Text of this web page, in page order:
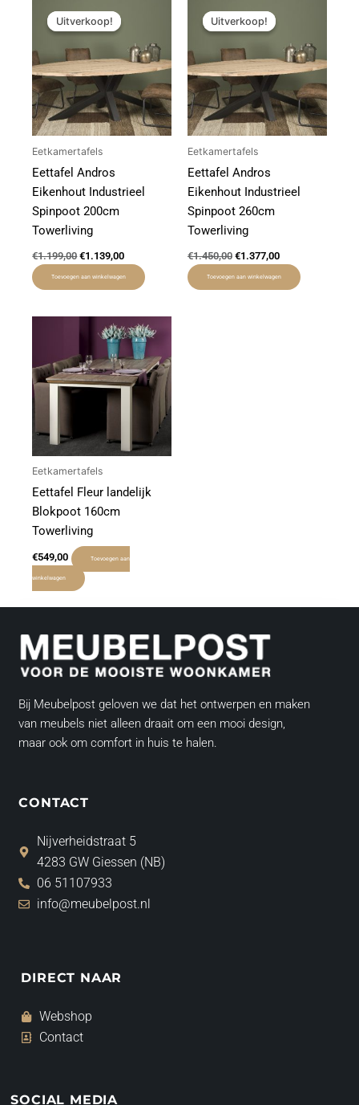
Uitverkoop!
Uitverkoop!
Eetkamertafels
Eettafel Andros
Eikenhout Industrieel
Spinpoot 200cm
Towerliving
€1.199,00
prijs
was:
€1.139,00
€1.139,00.
Toevoegen aan winkelwagen
Uitverkoop!
Uitverkoop!
Eetkamertafels
Eettafel Andros
Eikenhout Industrieel
Spinpoot 260cm
Towerliving
€1.450,00
prijs
was:
€1.377,00
€1.377,00.
Toevoegen aan winkelwagen
Eetkamertafels
Eettafel Fleur landelijk
Blokpoot 160cm
Towerliving
€549,00 Toevoegen aan
winkelwagen
Bij Meubelpost geloven we dat het ontwerpen en maken
van meubels niet alleen draait om een mooi design,
maar ook om comfort in huis te halen.
CONTACT
Nijverheidstraat 5
4283 GW Giessen (NB)
06 51107933
info@meubelpost.nl
DIRECT NAAR
Webshop
Contact
SOCIAL MEDIA